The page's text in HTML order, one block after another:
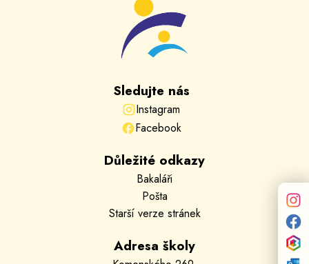
Sledujte nás
Instagram
Facebook
Důležité odkazy
Bakaláři
Pošta
Starší verze stránek
Adresa školy